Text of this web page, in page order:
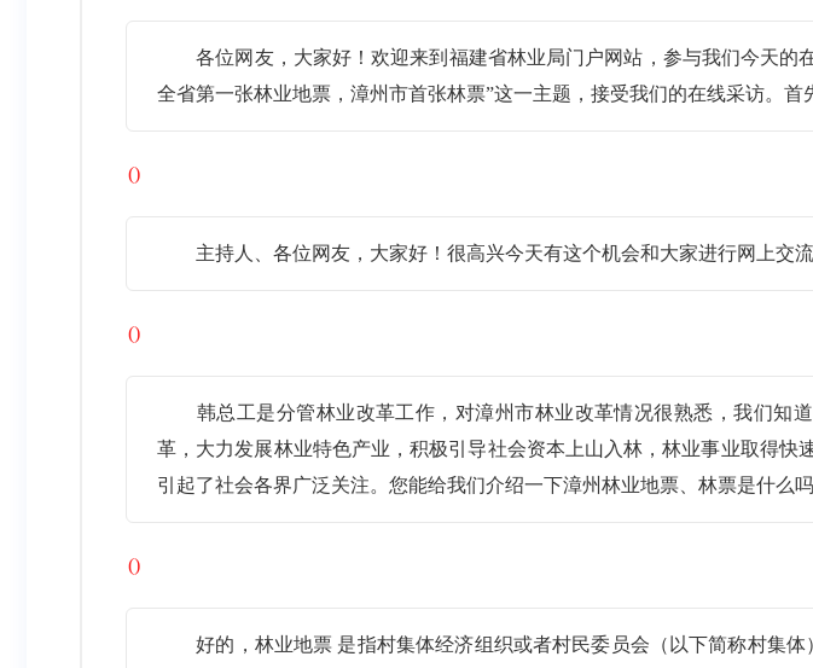
各位网友，大家好！欢迎来到福建省林业局门户网站，参与我们今天
全省第一张林业地票，漳州市首张林票”这一主题，接受我们的在线采访。首
()
主持人、各位网友，大家好！很高兴今天有这个机会和大家进行网上交流
()
韩总工是分管林业改革工作，对漳州市林业改革情况很熟悉，我们知
革，大力发展林业特色产业，积极引导社会资本上山入林，林业事业取得快
引起了社会各界广泛关注。您能给我们介绍一下漳州林业地票、林票是什么吗
()
好的，林业地票 是指村集体经济组织或者村民委员会（以下简称村集